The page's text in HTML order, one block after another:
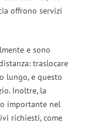
offrono servizi
e sono
traslocare
lungo, e questo
Inoltre, la
importante nel
richiesti, come